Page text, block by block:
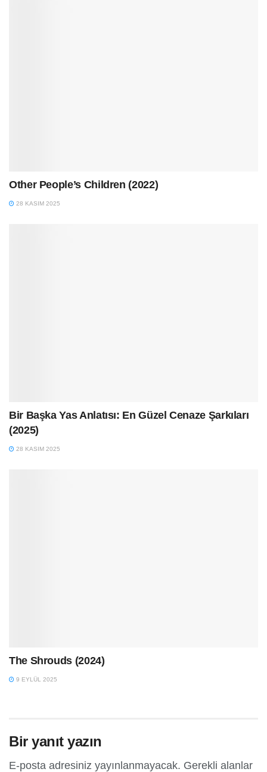
Other People’s Children (2022)
28 KASIM 2025
Bir Başka Yas Anlatısı: En Güzel Cenaze Şarkıları
(2025)
28 KASIM 2025
The Shrouds (2024)
9 EYLÜL 2025
Bir yanıt yazın
E-posta adresiniz yayınlanmayacak. Gerekli alanlar